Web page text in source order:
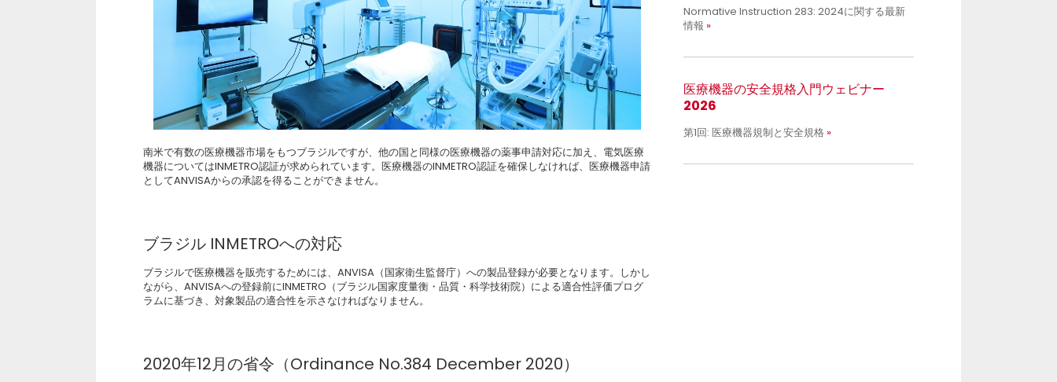
南米で有数の医療機器市場をもつブラジルですが、他の国と同様の医療機器の薬事申請対応に加え、電気医療
機器についてはINMETRO認証が求められています。医療機器のINMETRO認証を確保しなければ、医療機器申請
としてANVISAからの承認を得ることができません。
ブラジル INMETROへの対応
ブラジルで医療機器を販売するためには、ANVISA（国家衛生監督庁）への製品登録が必要となります。しかし
ながら、ANVISAへの登録前にINMETRO（ブラジル国家度量衡・品質・科学技術院）による適合性評価プログ
ラムに基づき、対象製品の適合性を示さなければなりません。
2020年12月の省令（Ordinance No.384 December 2020）
Normative Instruction 283: 2024に関する最新
情報
医療機器の安全規格入門ウェビナー
2026
第1回: 医療機器規制と安全規格